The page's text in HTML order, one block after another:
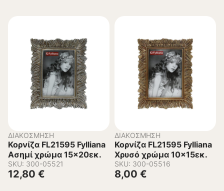
ΔΙΑΚΌΣΜΗΣΗ
Κορνίζα FL21595 Fylliana
Ασημί χρώμα 15×20εκ.
SKU: 300-05521
12,80 €
ΔΙΑΚΌΣΜΗΣΗ
Κορνίζα FL21595 Fylliana
Χρυσό χρώμα 10×15εκ.
SKU: 300-05516
8,00 €